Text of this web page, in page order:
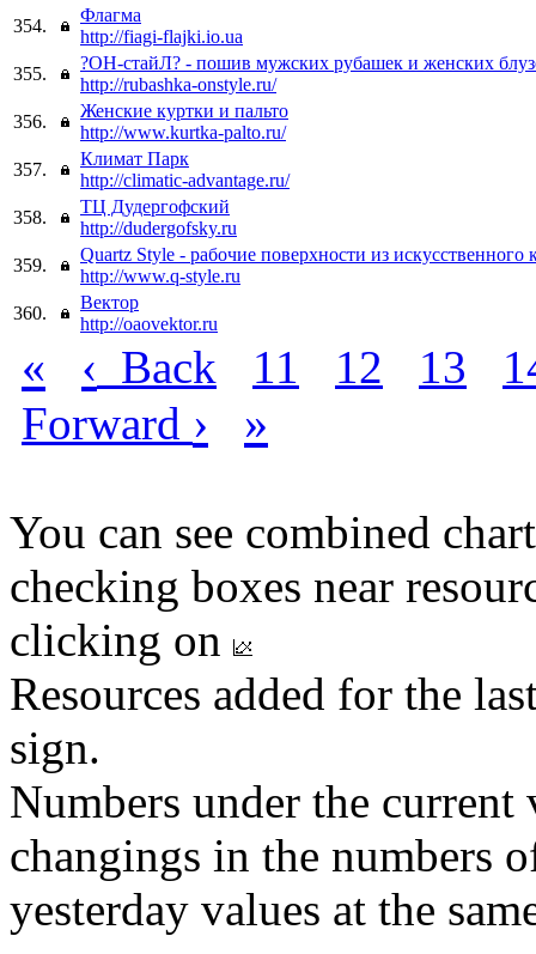
354.
Флагма
http://fiagi-flajki.io.ua
355.
?ОН-стайЛ? - пошив мужских рубашек и женских
http://rubashka-onstyle.ru/
356.
Женские куртки и пальто
http://www.kurtka-palto.ru/
357.
Климат Парк
http://climatic-advantage.ru/
358.
ТЦ Дудергофский
http://dudergofsky.ru
359.
Quartz Style - рабочие поверхности из искусственного
http://www.q-style.ru
360.
Вектор
http://oaovektor.ru
« ‹ Back 11 12 13
Forward › »
You can see combined
checking boxes near
clicking on
Resources added for the
sign.
Numbers under the
changings in the numbers
yesterday values at the